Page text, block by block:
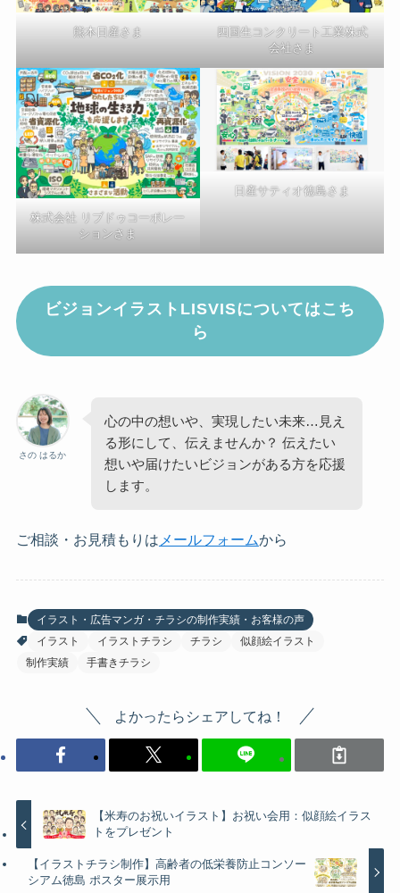
熊本日産さま
四国生コンクリート工業株式
会社さま
株式会社 リブドゥコーポレー
ションさま
日産サティオ徳島さま
ビジョンイラストLISVISについてはこち
ら
さの はるか
心の中の想いや、実現したい未来…見え
る形にして、伝えませんか？ 伝えたい
想いや届けたいビジョンがある方を応援
します。
ご相談・お見積もりは メールフォームから
イラスト・広告マンガ・チラシの制作実績・お客様の声
イラスト
イラストチラシ チラシ
似顔絵イラスト
制作実績
手書きチラシ
よかったらシェアしてね！
【米寿のお祝いイラスト】お祝い会用：似顔絵イラス
トをプレゼント
【イラストチラシ制作】高齢者の低栄養防止コンソー
シアム徳島 ポスター展示用